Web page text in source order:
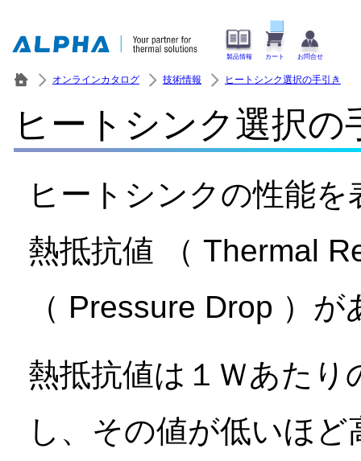
製品情報 カート お問合せ
オンラインカタログ 技術情報 ヒートシンク選択の手引き
ヒートシンク選択の
ヒートシンクの性能
熱抵抗値 （ Thermal
（ Pressure Drop ）
熱抵抗値は１Ｗあた
し、その値が低いほ